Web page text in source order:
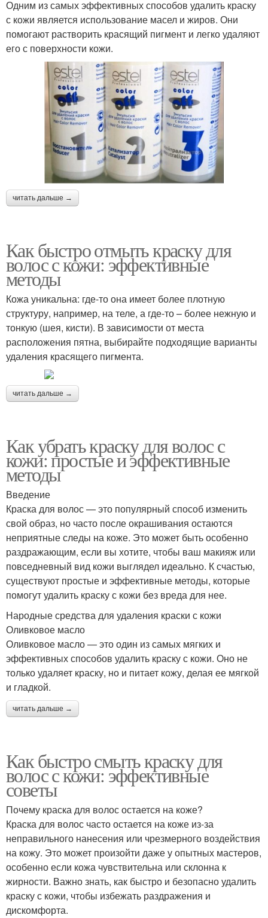
Одним из самых эффективных способов удалить краску
с кожи является использование масел и жиров. Они
помогают растворить красящий пигмент и легко удаляют
его с поверхности кожи.
читать дальше →
Как быстро отмыть краску для
волос с кожи: эффективные
методы
Кожа уникальна: где-то она имеет более плотную
структуру, например, на теле, а где-то – более нежную и
тонкую (шея, кисти). В зависимости от места
расположения пятна, выбирайте подходящие варианты
удаления красящего пигмента.
читать дальше →
Как убрать краску для волос с
кожи: простые и эффективные
методы
Введение
Краска для волос — это популярный способ изменить
свой образ, но часто после окрашивания остаются
неприятные следы на коже. Это может быть особенно
раздражающим, если вы хотите, чтобы ваш макияж или
повседневный вид кожи выглядел идеально. К счастью,
существуют простые и эффективные методы, которые
помогут удалить краску с кожи без вреда для нее.
Народные средства для удаления краски с кожи
Оливковое масло
Оливковое масло — это один из самых мягких и
эффективных способов удалить краску с кожи. Оно не
только удаляет краску, но и питает кожу, делая ее мягкой
и гладкой.
читать дальше →
Как быстро смыть краску для
волос с кожи: эффективные
советы
Почему краска для волос остается на коже?
Краска для волос часто остается на коже из-за
неправильного нанесения или чрезмерного воздействия
на кожу. Это может произойти даже у опытных мастеров,
особенно если кожа чувствительна или склонна к
жирности. Важно знать, как быстро и безопасно удалить
краску с кожи, чтобы избежать раздражения и
дискомфорта.